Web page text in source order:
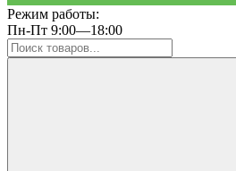
Режим работы:
Пн-Пт 9:00—18:00